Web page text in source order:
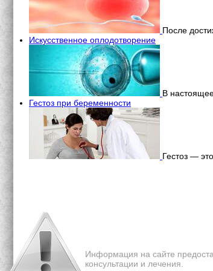
После
Искусственное оплодотворение
В
Гестоз при беременности
Гестоз —
Информация на сайте
консультации и лечения.